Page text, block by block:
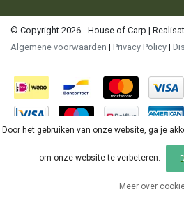
© Copyright 2026 - House of Carp |
Algemene voorwaarden | Privacy Policy |
Door het gebruiken van onze website, ga je
om onze website te verbeteren.
Meer over